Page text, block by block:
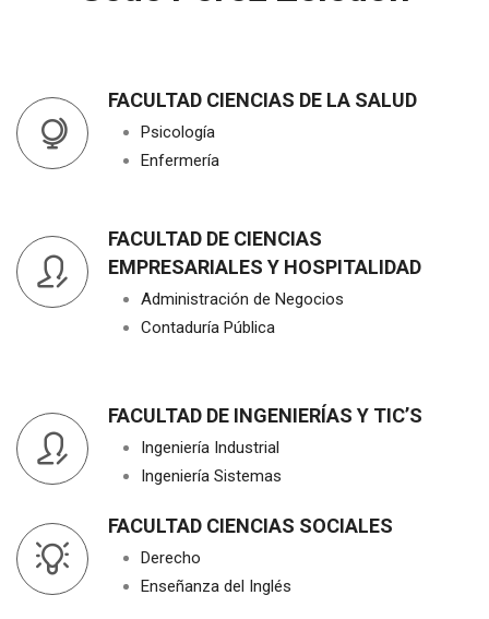
FACULTAD CIENCIAS DE LA SALUD
Psicología
Enfermería
FACULTAD DE CIENCIAS
EMPRESARIALES Y HOSPITALIDAD
Administración de Negocios
Contaduría Pública
FACULTAD DE INGENIERÍAS Y TIC’S
Ingeniería Industrial
Ingeniería Sistemas
FACULTAD CIENCIAS SOCIALES
Derecho
Enseñanza del Inglés